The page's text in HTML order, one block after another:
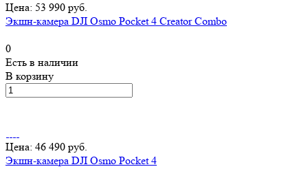
Цена: 53 990 руб.
Экшн-камера DJI Osmo Pocket 4 Creator Combo
0
Есть в наличии
В корзину
Цена: 46 490 руб.
Экшн-камера DJI Osmo Pocket 4